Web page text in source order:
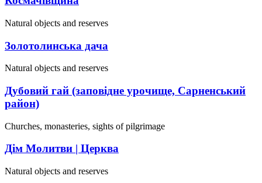
Natural objects and reserves
Золотолинська дача
Natural objects and reserves
Дубовий гай (заповідне урочище, Сарненський
район)
Churches, monasteries, sights of pilgrimage
Дім Молитви | Церква
Natural objects and reserves